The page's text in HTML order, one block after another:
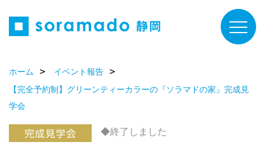
ホーム
イベント報告
【完全予約制】グリーンティーカラーの『ソラマドの家』完成見
学会
◆終了しました